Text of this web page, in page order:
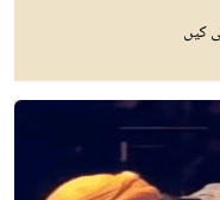
کیں